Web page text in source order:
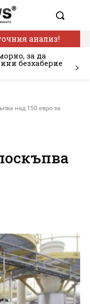
анализ!
за да
безхаберие
над 150 евро за